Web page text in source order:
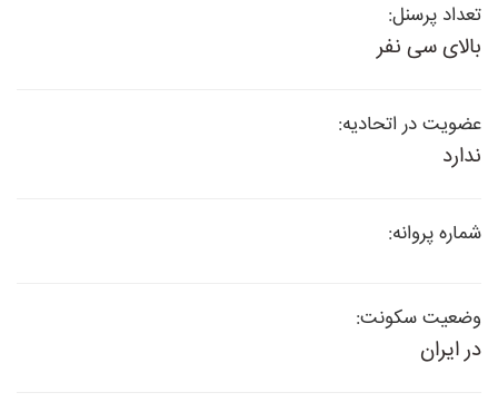
تعداد پرسنل:
بالای سی نفر
عضویت در اتحادیه:
ندارد
شماره پروانه:
وضعیت سکونت:
در ایران